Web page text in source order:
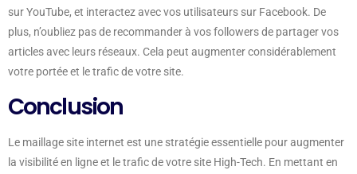
sur YouTube, et interactez avec vos utilisateurs sur Facebook. De
plus, n’oubliez pas de recommander à vos followers de partager vos
articles avec leurs réseaux. Cela peut augmenter considérablement
votre portée et le trafic de votre site.
Conclusion
Le maillage site internet est une stratégie essentielle pour augmenter
la visibilité en ligne et le trafic de votre site High-Tech. En mettant en